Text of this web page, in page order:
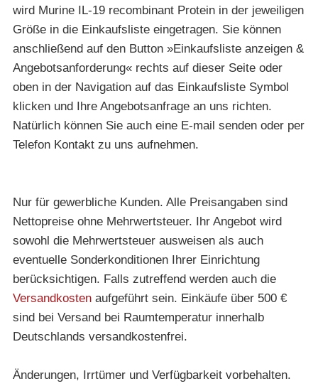
wird Murine IL-19 recombinant Protein in der jeweiligen
Größe in die Einkaufsliste eingetragen. Sie können
anschließend auf den Button »Einkaufsliste anzeigen &
Angebotsanforderung« rechts auf dieser Seite oder
oben in der Navigation auf das Einkaufsliste Symbol
klicken und Ihre Angebotsanfrage an uns richten.
Natürlich können Sie auch eine E-mail senden oder per
Telefon Kontakt zu uns aufnehmen.
Nur für gewerbliche Kunden. Alle Preisangaben sind
Nettopreise ohne Mehrwertsteuer. Ihr Angebot wird
sowohl die Mehrwertsteuer ausweisen als auch
eventuelle Sonderkonditionen Ihrer Einrichtung
berücksichtigen. Falls zutreffend werden auch die
Versandkostenaufgeführt sein. Einkäufe über 500 €
sind bei Versand bei Raumtemperatur innerhalb
Deutschlands versandkostenfrei.
Änderungen, Irrtümer und Verfügbarkeit vorbehalten.